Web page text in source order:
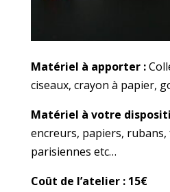
Matériel à apporter :
ciseaux, crayon à papier,
Matériel à votre
encreurs, papiers,
parisiennes etc…
Coût de l’atelier : 15€